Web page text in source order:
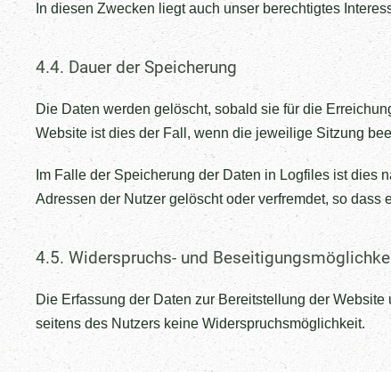
In diesen Zwecken liegt auch unser berechtigtes
4.4. Dauer der Speicherung
Die Daten werden gelöscht, sobald sie für die
Website ist dies der Fall, wenn die jeweilige Sitzung
Im Falle der Speicherung der Daten in Logfiles ist dies
Adressen der Nutzer gelöscht oder verfremdet, so
4.5. Widerspruchs- und
Die Erfassung der Daten zur Bereitstellung der
seitens des Nutzers keine Widerspruchsmöglichkeit.